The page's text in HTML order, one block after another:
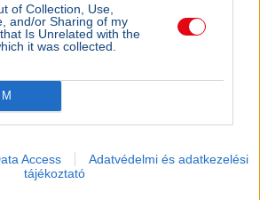
of Collection, Use,
and/or Sharing of my
Is Unrelated with the
it was collected.
Access
Adatvédelmi és adatkezelési
tájékoztató